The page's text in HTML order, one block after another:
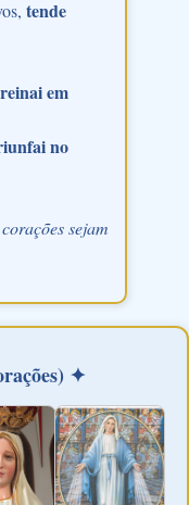
tende
reinai em
no
sejam
✦